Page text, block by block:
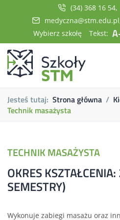
(34) 368 16 54
medyczna@stm.edu.pl
Wybierz szkołę
Tekst:
Jesteś tutaj: Strona główna
Technik masażysta
TECHNIK MASAŻYSTA
OKRES
SEMESTRY)
Wykonuje zabiegi masażu oraz